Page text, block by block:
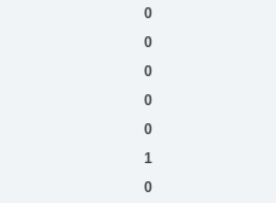
0
0
0
0
0
1
0